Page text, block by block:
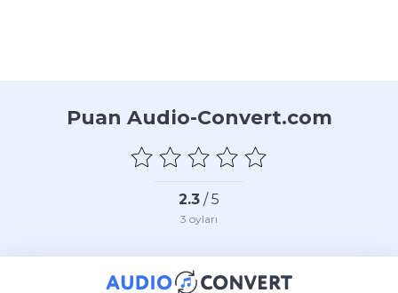
Puan Audio-Convert.com
2.3 / 5
3 oyları